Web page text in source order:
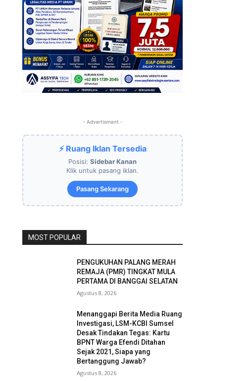
- Advertisment -
⚡ Ruang Iklan Tersedia
Posisi: Sidebar Kanan
Klik untuk pasang iklan.
Pasang Sekarang
MOST POPULAR
PENGUKUHAN PALANG MERAH
REMAJA (PMR) TINGKAT MULA
PERTAMA DI BANGGAI SELATAN
Agustus 8, 2026
Menanggapi Berita Media Ruang
Investigasi, LSM-KCBI Sumsel
Desak Tindakan Tegas: Kartu
BPNT Warga Efendi Ditahan
Sejak 2021, Siapa yang
Bertanggung Jawab?
Agustus 8, 2026